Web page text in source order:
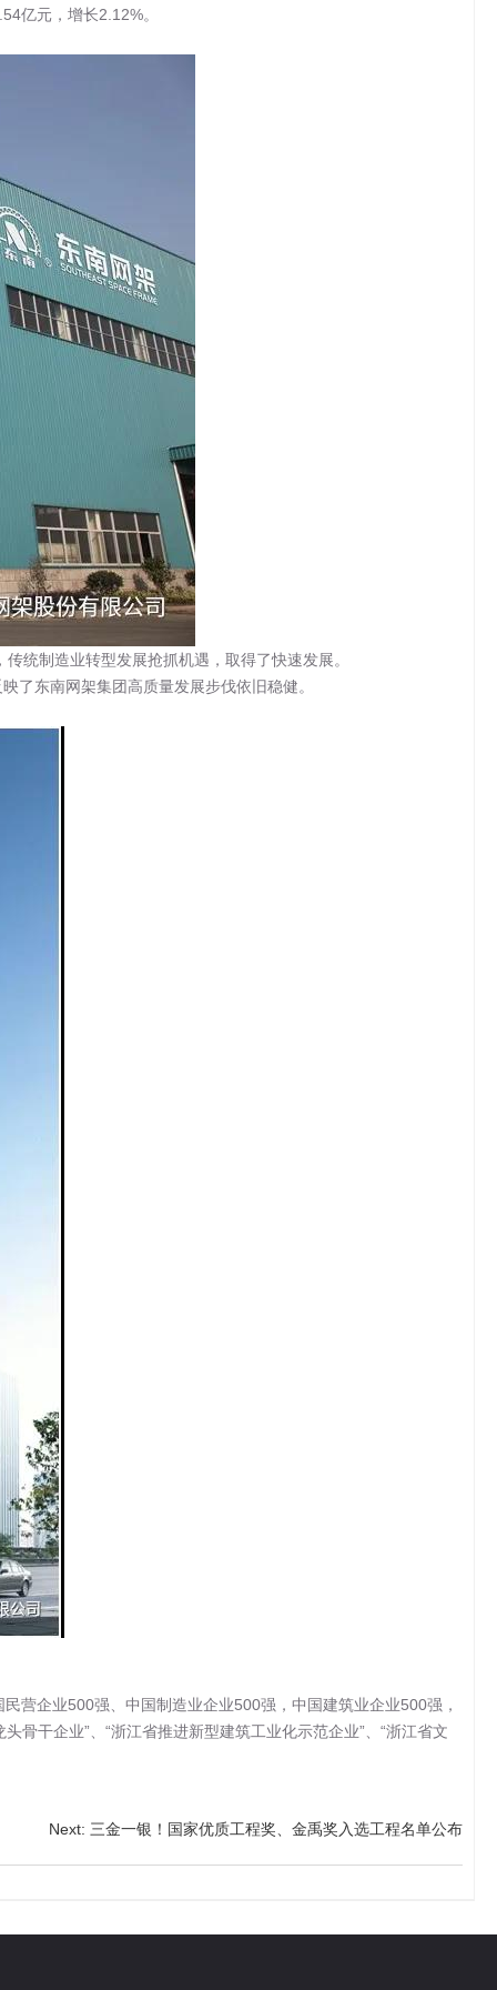
亿元，增长2.12%。
制造业转型发展抢抓机遇，取得了快速发展。
东南网架集团高质量发展步伐依旧稳健。
企业500强、中国制造业企业500强，中国建筑业企业500强，
骨干企业”、“浙江省推进新型建筑工业化示范企业”、“浙江省文
Next: 三金一银！国家优质工程奖、金禹奖入选工程名单公布